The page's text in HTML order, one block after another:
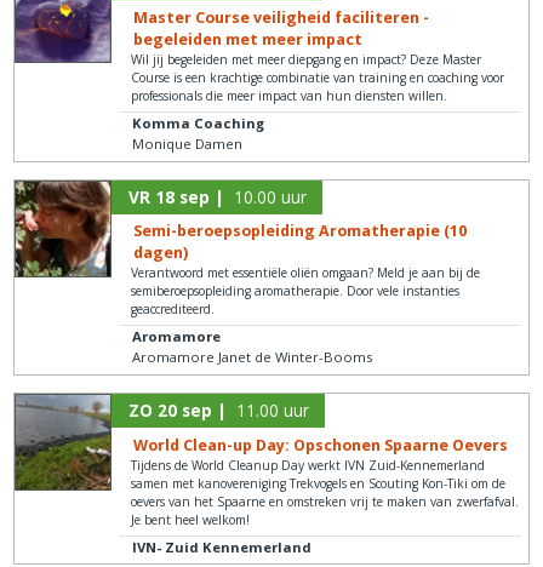
Master Course veiligheid faciliteren -
begeleiden met meer impact
Wil jij begeleiden met meer diepgang en impact? Deze Master
Course is een krachtige combinatie van training en coaching voor
professionals die meer impact van hun diensten willen.
Komma Coaching
Monique Damen
VR 18 sep | 10.00 uur
Semi-beroepsopleiding Aromatherapie (10
dagen)
Verantwoord met essentiële oliën omgaan? Meld je aan bij de
semiberoepsopleiding aromatherapie. Door vele instanties
geaccrediteerd.
Aromamore
Aromamore Janet de Winter-Booms
ZO 20 sep | 11.00 uur
World Clean-up Day: Opschonen Spaarne Oevers
Tijdens de World Cleanup Day werkt IVN Zuid-Kennemerland
samen met kanovereniging Trekvogels en Scouting Kon-Tiki om de
oevers van het Spaarne en omstreken vrij te maken van zwerfafval.
Je bent heel welkom!
IVN- Zuid Kennemerland